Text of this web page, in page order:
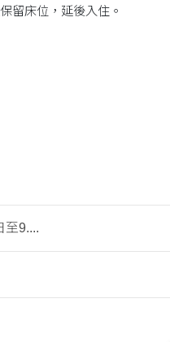
留床位，延後入住。
至9....